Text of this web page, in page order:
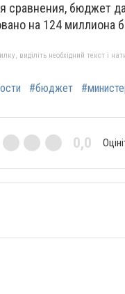
сравнения, бюджет
на 124 миллиона
виділіть необхідний текст і
#бюджет
0,0